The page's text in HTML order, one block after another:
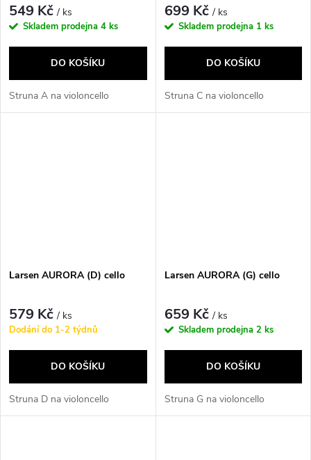
549 Kč/ ks
Skladem prodejna 4 ks
DO KOŠÍKU
Struna A na violoncello
699 Kč/ ks
Skladem prodejna 1 ks
DO KOŠÍKU
Struna C na violoncello
Larsen AURORA (D) cello
579 Kč/ ks
Dodání do 1-2 týdnů
DO KOŠÍKU
Struna D na violoncello
Larsen AURORA (G) cello
659 Kč/ ks
Skladem prodejna 2 ks
DO KOŠÍKU
Struna G na violoncello